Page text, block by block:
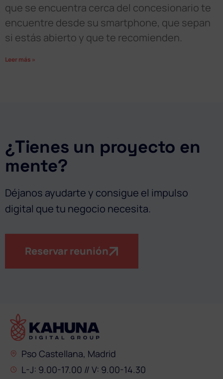
que se encuentra cerca del concesionario te
encuentre desde su smartphone, que sepan
si estás abierto y que te recomienden.
Leer más »
¿Tienes un proyecto en
mente?
Déjanos ayudarte y consigue el impulso
digital que tu negocio necesita.
Reservar reunión
Pso Castellana, Madrid
L-J: 9.00-17.00 // V: 9.00-14.30